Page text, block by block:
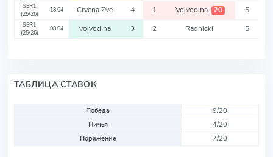
SER1
(25/26)
18.04 Crvena Zve 4 1 Vojvodina 20 5
SER1
(25/26)
08.04 Vojvodina 3 2 Radnicki 5
ТАБЛИЦА СТАВОК
Победа
9/20
Ничья
4/20
Поражение
7/20